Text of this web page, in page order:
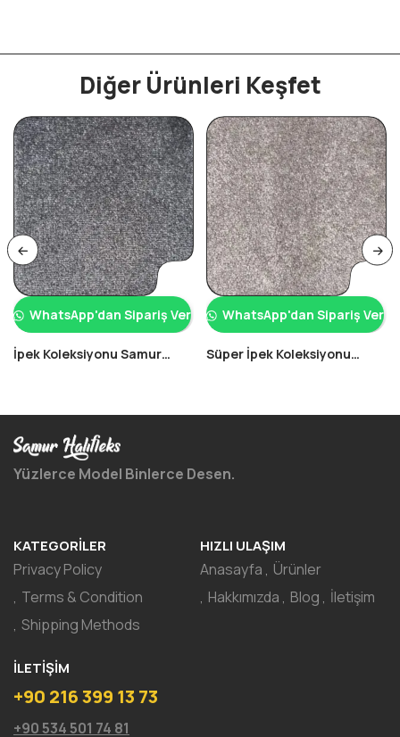
Diğer Ürünleri Keşfet
WhatsApp'dan Sipariş Ver
İpek Koleksiyonu Samur
WhatsApp'dan Sipariş Ver
Süper İpek Koleksiyonu
Yüzlerce Model Binlerce Desen.
KATEGORILER
Privacy Policy
Terms & Condition
Shipping Methods
HIZLI ULAŞIM
Anasayfa
Ürünler
Hakkımızda
Blog İletişim
İLETIŞIM
+90 216 399 13 73
+90 534 501 74 81